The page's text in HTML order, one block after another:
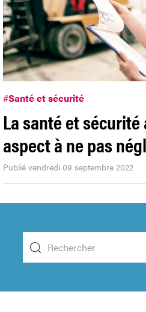
#Santé et sécurité
La santé et
aspect à ne pas
Publié vendredi 09 septembre 2022